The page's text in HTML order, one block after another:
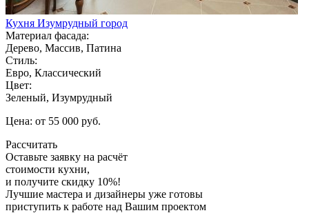
Кухня Изумрудный город
Материал фасада:
Дерево, Массив, Патина
Стиль:
Евро, Классический
Цвет:
Зеленый, Изумрудный
Цена: от 55 000 руб.
Рассчитать
Оставьте заявку на расчёт
стоимости кухни,
и получите скидку 10%!
Лучшие мастера и дизайнеры уже готовы
приступить к работе над Вашим проектом